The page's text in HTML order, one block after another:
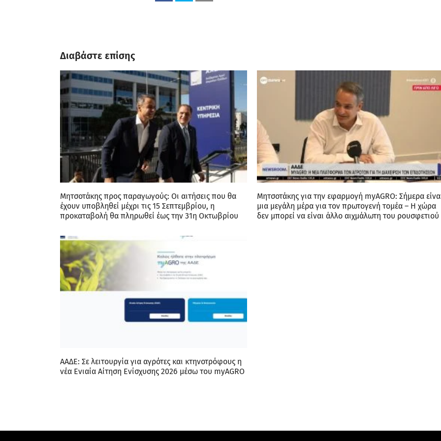
Διαβάστε επίσης
Μητσοτάκης προς παραγωγούς: Οι αιτήσεις που θα
έχουν υποβληθεί μέχρι τις 15 Σεπτεμβρίου, η
προκαταβολή θα πληρωθεί έως την 31η Οκτωβρίου
Μητσοτάκης για την εφαρμογή myAGRO: Σήμερα
μια μεγάλη μέρα για τον πρωτογενή τομέα – Η χώρα
δεν μπορεί να είναι άλλο αιχμάλωτη του ρουσφετιού
ΑΑΔΕ: Σε λειτουργία για αγρότες και κτηνοτρόφους η
νέα Ενιαία Αίτηση Ενίσχυσης 2026 μέσω του myAGRO